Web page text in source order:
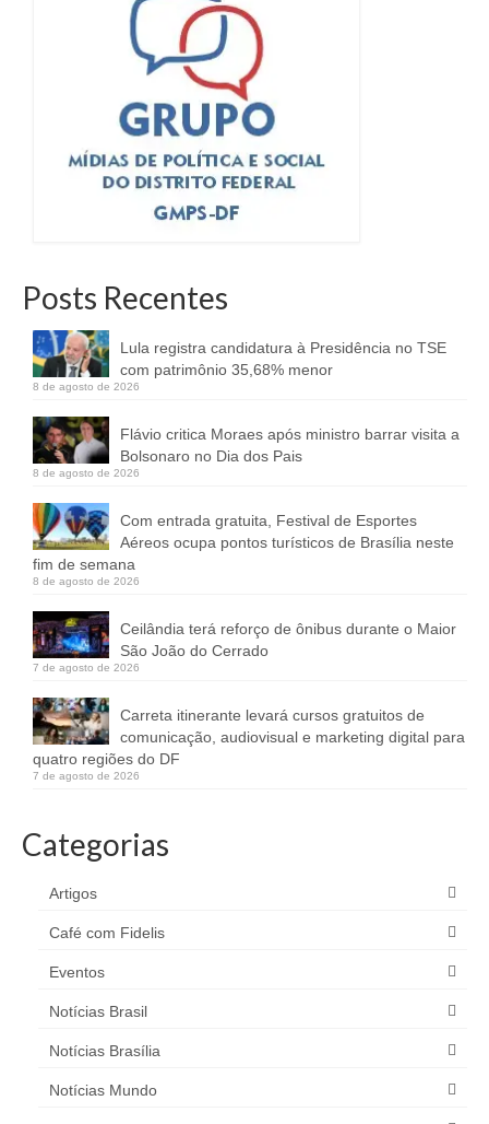
Posts Recentes
Lula registra candidatura à Presidência no TSE
com patrimônio 35,68% menor
8 de agosto de 2026
Flávio critica Moraes após ministro barrar visita a
Bolsonaro no Dia dos Pais
8 de agosto de 2026
Com entrada gratuita, Festival de Esportes
Aéreos ocupa pontos turísticos de Brasília neste
fim de semana
8 de agosto de 2026
Ceilândia terá reforço de ônibus durante o Maior
São João do Cerrado
7 de agosto de 2026
Carreta itinerante levará cursos gratuitos de
comunicação, audiovisual e marketing digital para
quatro regiões do DF
7 de agosto de 2026
Categorias
Artigos
Café com Fidelis
Eventos
Notícias Brasil
Notícias Brasília
Notícias Mundo